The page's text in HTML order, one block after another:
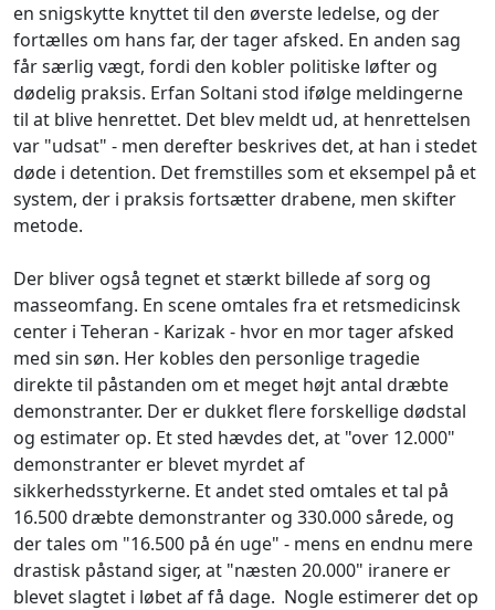
en snigskytte knyttet til den øverste ledelse, og der
fortælles om hans far, der tager afsked. En anden sag
får særlig vægt, fordi den kobler politiske løfter og
dødelig praksis. Erfan Soltani stod ifølge meldingerne
til at blive henrettet. Det blev meldt ud, at henrettelsen
var "udsat" - men derefter beskrives det, at han i stedet
døde i detention. Det fremstilles som et eksempel på et
system, der i praksis fortsætter drabene, men skifter
metode.
Der bliver også tegnet et stærkt billede af sorg og
masseomfang. En scene omtales fra et retsmedicinsk
center i Teheran - Karizak - hvor en mor tager afsked
med sin søn. Her kobles den personlige tragedie
direkte til påstanden om et meget højt antal dræbte
demonstranter. Der er dukket flere forskellige dødstal
og estimater op. Et sted hævdes det, at "over 12.000"
demonstranter er blevet myrdet af
sikkerhedsstyrkerne. Et andet sted omtales et tal på
16.500 dræbte demonstranter og 330.000 sårede, og
der tales om "16.500 på én uge" - mens en endnu mere
drastisk påstand siger, at "næsten 20.000" iranere er
blevet slagtet i løbet af få dage. Nogle estimerer det op